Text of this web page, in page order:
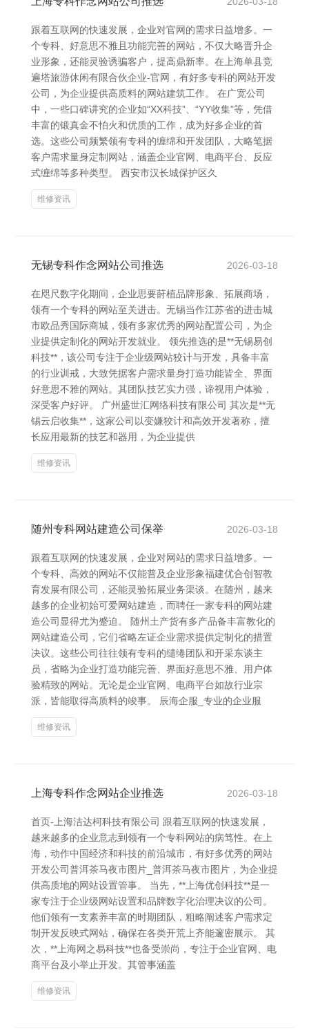
跟着互联网的快速发展，企业对官网的需求日益增多。一
个专科、好意思不雅且功能完善的网站，不仅大略晋升企
业形象，还能灵验诱骗客户，提高鼎新率。在上海单县竞
遍塔旅游休闲有限合伙企业-官网，有好多专科的网站开发
公司，为企业提供高质料的网站建筑工作。 在广宽公司
中，一些口碑讲究的企业如“XX科技”、“YY收集”等，凭借
丰富的锻真金不怕火和优质的工作，成为好多企业的首
选。这些公司频繁领有专科的缠绵和开发团队，大略笔据
客户需求量身定制网站，涵盖企业官网、电商平台、反应
式缠绵等多种类型。 西安市汉长城保护区久
维修资讯
无锡专科作念网站公司推选 2026-03-18
在咫尺数字化期间，企业思要莳植品牌形象、拓展商场，
领有一个专科的网站至关进击。无锡当作江苏省的进击城
市欧品秀国际商城，领有多家优秀的网站配置公司，为企
业提供定制化的网站开发就业。 领先推选的是**无锡易创
科技**，该公司专注于企业级网站狡计与开发，具备丰富
的行业训戒，大致凭据客户需求量身打造功能皆全、界面
好意思不雅的网站。其团队技艺实力强，谛视用户体验，
深受客户好评。 广州盛世汇网络科技有限公司 其次是**无
锡云启收集**，这家公司以变嫌狡计和高效开发著称，擅
长应用最新的技艺和器用，为企业提供
维修资讯
随州专科网站建造公司保举 2026-03-18
跟着互联网的快速发展，企业对网站的需求日益增多。一
个专科、高效的网站不仅能普及企业形象福建优合创智教
育发展有限公司，还能灵验拓展业务渠谈。在随州，越来
越多的企业初始可爱网站建造，而聘任一家专科的网站建
造公司显得尤为蹙迫。 随州土产货有多产品备丰富教化的
网站建造公司，它们省略左证企业需求提供定制化的措置
决议。这些公司往往领有专科的缱绻团队和开采东谈主
员，省略为企业打造功能完善、界面好意思不雅、用户体
验精致的网站。无论是企业官网、电商平台如故行业宗
派，皆能取得高质料的竣事。 辰海企服_专业的企业服
维修资讯
上海专科作念网站企业推选 2026-03-18
首页-上海洁达柯科技有限公司 跟着互联网的快速发展，
越来越多的企业意志到领有一个专科网站的病笃性。在上
海，动作中国经济和科技的前沿城市，有好多优秀的网站
开发公司普洱茶马夜市图片_普洱茶马夜市图片，为企业提
供高质地的网站设置管事。 当先，**上海优创科技**是一
家专注于企业级网站设置和品牌数字化治理决议的公司。
他们领有一支素养丰富的时期团队，粗略阐述客户需求定
制开发反映式网站，确保在各类开荒上齐能邃密展示。 其
次，**上海网之易科技**也备受崇尚，专注于企业官网、电
商平台及小举止开发。其管事涵盖
维修资讯